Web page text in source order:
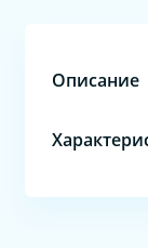
Описание